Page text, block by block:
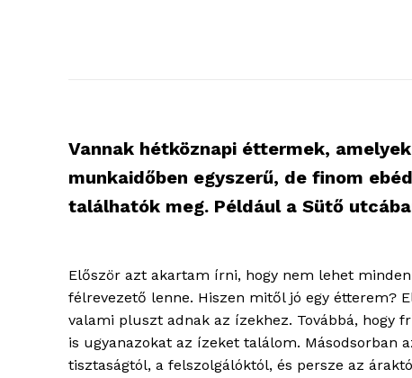
Vannak hétköznapi éttermek,
munkaidőben egyszerű, de finom
találhatók meg. Például a Sütő
Először azt akartam írni, hogy nem lehet
félrevezető lenne. Hiszen mitől jó egy étterem?
valami pluszt adnak az ízekhez. Továbbá, hogy
is ugyanazokat az ízeket találom. Másodsorban
tisztaságtól, a felszolgálóktól, és persze az